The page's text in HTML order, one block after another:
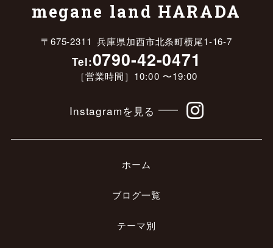
megane land HARADA
〒675-2311 兵庫県加西市北条町横尾1-16-7
Tel:0790-42-0471
［営業時間］10:00 〜19:00
Instagramを見る
ホーム
ブログ一覧
テーマ別